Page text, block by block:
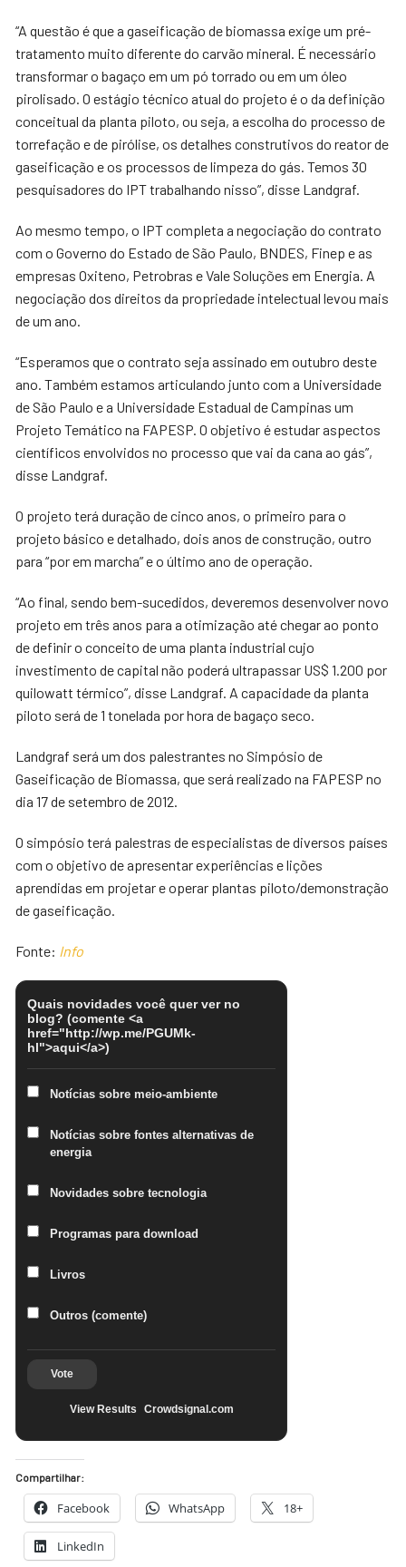
“A questão é que a gaseificação de biomassa exige um pré-
tratamento muito diferente do carvão mineral. É necessário
transformar o bagaço em um pó torrado ou em um óleo
pirolisado. O estágio técnico atual do projeto é o da definição
conceitual da planta piloto, ou seja, a escolha do processo de
torrefação e de pirólise, os detalhes construtivos do reator de
gaseificação e os processos de limpeza do gás. Temos 30
pesquisadores do IPT trabalhando nisso”, disse Landgraf.
Ao mesmo tempo, o IPT completa a negociação do contrato
com o Governo do Estado de São Paulo, BNDES, Finep e as
empresas Oxiteno, Petrobras e Vale Soluções em Energia. A
negociação dos direitos da propriedade intelectual levou mais
de um ano.
“Esperamos que o contrato seja assinado em outubro deste
ano. Também estamos articulando junto com a Universidade
de São Paulo e a Universidade Estadual de Campinas um
Projeto Temático na FAPESP. O objetivo é estudar aspectos
científicos envolvidos no processo que vai da cana ao gás”,
disse Landgraf.
O projeto terá duração de cinco anos, o primeiro para o
projeto básico e detalhado, dois anos de construção, outro
para “por em marcha” e o último ano de operação.
“Ao final, sendo bem-sucedidos, deveremos desenvolver novo
projeto em três anos para a otimização até chegar ao ponto
de definir o conceito de uma planta industrial cujo
investimento de capital não poderá ultrapassar US$ 1.200 por
quilowatt térmico”, disse Landgraf. A capacidade da planta
piloto será de 1 tonelada por hora de bagaço seco.
Landgraf será um dos palestrantes no Simpósio de
Gaseificação de Biomassa, que será realizado na FAPESP no
dia 17 de setembro de 2012.
O simpósio terá palestras de especialistas de diversos países
com o objetivo de apresentar experiências e lições
aprendidas em projetar e operar plantas piloto/demonstração
de gaseificação.
Fonte: Info
Quais novidades você quer ver no
blog? (comente <a
href="http://wp.me/PGUMk-
hl">aqui</a>)
Notícias sobre meio-ambiente
Notícias sobre fontes alternativas de
energia
Novidades sobre tecnologia
Programas para download
Livros
Outros (comente)
Vote
View Results Crowdsignal.com
Compartilhar:
Facebook WhatsApp 18+
LinkedIn